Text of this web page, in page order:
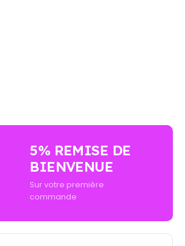
5% REMISE DE
BIENVENUE
Sur votre première
commande